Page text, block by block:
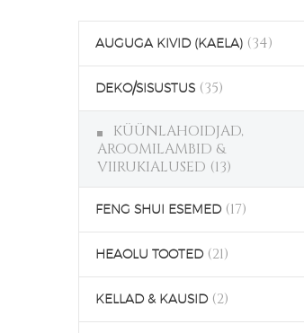
AUGUGA KIVID (KAELA) (34)
DEKO/SISUSTUS (35)
KÜÜNLAHOIDJAD,
AROOMILAMBID &
VIIRUKIALUSED (13)
FENG SHUI ESEMED (17)
HEAOLU TOOTED (21)
KELLAD & KAUSID (2)